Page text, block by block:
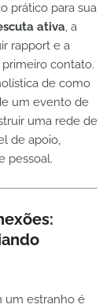
prático para sua
ativa, a
rapport e a
contato.
de como
um evento de
uma rede de
de apoio,
pessoal.
um estranho é